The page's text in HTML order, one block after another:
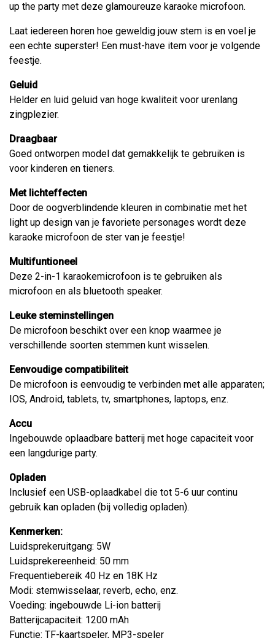
up the party met deze glamoureuze karaoke microfoon.
Laat iedereen horen hoe geweldig jouw stem is en voel je
een echte superster! Een must-have item voor je volgende
feestje.
Geluid
Helder en luid geluid van hoge kwaliteit voor urenlang
zingplezier.
Draagbaar
Goed ontworpen model dat gemakkelijk te gebruiken is
voor kinderen en tieners.
Met lichteffecten
Door de oogverblindende kleuren in combinatie met het
light up design van je favoriete personages wordt deze
karaoke microfoon de ster van je feestje!
Multifuntioneel
Deze 2-in-1 karaokemicrofoon is te gebruiken als
microfoon en als bluetooth speaker.
Leuke steminstellingen
De microfoon beschikt over een knop waarmee je
verschillende soorten stemmen kunt wisselen.
Eenvoudige compatibiliteit
De microfoon is eenvoudig te verbinden met alle apparaten;
IOS, Android, tablets, tv, smartphones, laptops, enz.
Accu
Ingebouwde oplaadbare batterij met hoge capaciteit voor
een langdurige party.
Opladen
Inclusief een USB-oplaadkabel die tot 5-6 uur continu
gebruik kan opladen (bij volledig opladen).
Kenmerken:
Luidsprekeruitgang: 5W
Luidsprekereenheid: 50 mm
Frequentiebereik 40 Hz en 18K Hz
Modi: stemwisselaar, reverb, echo, enz.
Voeding: ingebouwde Li-ion batterij
Batterijcapaciteit: 1200 mAh
Functie: TF-kaartspeler, MP3-speler